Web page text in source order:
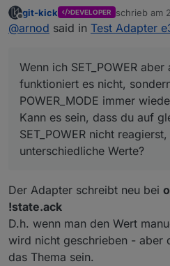
Gibt es zu dem
vernünftig
In der Tag-Liste sind nur
"Mit diesem TAG kann in
eingegriffen werden. / Bei
Ladeleistung auf die
beschränkt, bei AC und
Ladeleistung auch größer
wird, wird eine eventuell
Einspeisereduzierung
Kommando muss
werden, ansonsten geht
"
Wenn ich SET_POWER
funktioniert es nicht,
POWER_MODE immer
Kann es sein, dass du auf
SET_POWER nicht
unterschiedliche Werte?
Wollte es eigentlich bei PV
man glaubt es kaum, seit
mehr
Offline
git-kick DEVELOPER schrieb am
zuletzt
@arnod said in Test Adapter
Wenn ich SET_POWER
funktioniert es nicht,
POWER_MODE immer
Kann es sein, dass du auf
SET_POWER nicht
unterschiedliche Werte?
Der Adapter schreibt neu bei
!state.ack
D.h. wenn man den Wert
wird nicht geschrieben - aber
das Thema sein.